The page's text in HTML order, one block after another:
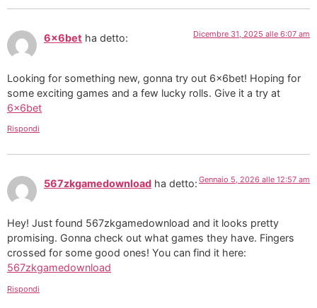
6x6bet ha detto: Dicembre 31, 2025 alle 6:07 am
Looking for something new, gonna try out 6x6bet! Hoping for
some exciting games and a few lucky rolls. Give it a try at
6x6bet
Rispondi
567zkgamedownload ha detto: Gennaio 5, 2026 alle 12:57 am
Hey! Just found 567zkgamedownload and it looks pretty
promising. Gonna check out what games they have. Fingers
crossed for some good ones! You can find it here:
567zkgamedownload
Rispondi